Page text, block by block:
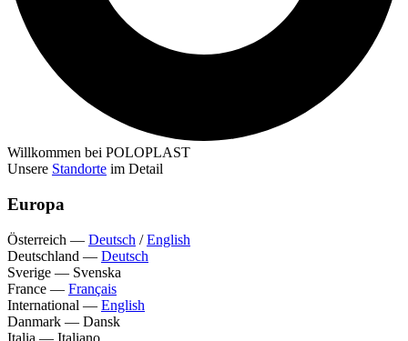
Willkommen bei POLOPLAST
Unsere Standorte im Detail
Europa
Österreich — Deutsch /English
Deutschland — Deutsch
Sverige — Svenska
France — Français
International — English
Danmark — Dansk
Italia — Italiano